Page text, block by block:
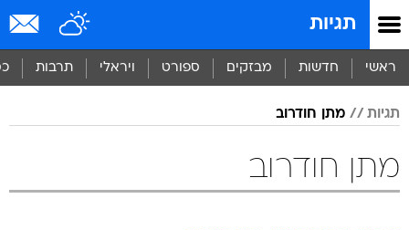
תגיות
ראשי חדשות מבזקים ספורט ויראלי תרבות
תגיות מתן חודרוב
מתן חודרוב